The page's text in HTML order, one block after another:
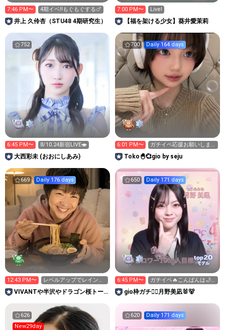
7:46 PM〜 4期イベ‼️もぐもぐする🍗
井上 久伶杏（STU48 4期研究生）
7:00 PM〜 Live!
【福を架ける少女】葵井愛茉莉
752
6:45 PM〜 8/10.24新宿LIVE🍣
大西彩未 (おおにしあみ)
700 Daily 164 days
6:01 PM〜
ガチイベ応援お願いしま
す📣❤️‍🔥「Toko🐣💞」
Toko🐣💞gio by seju
669 Daily 176 days
12:43 PM〜
レベルアップでレインボ
ースターもらってね😊
VIVANTや半沢やドラゴン桜トー
650 Daily 171 days
top20
モデル
6:45 PM〜
ガチイベ🔥こんばんは🌙*·̩͙
いっぱいお話🎀🎶
gio枠ガチ❤️‍🔥月野美凪🐰🐻️
626
New29day
620 Daily 171 days